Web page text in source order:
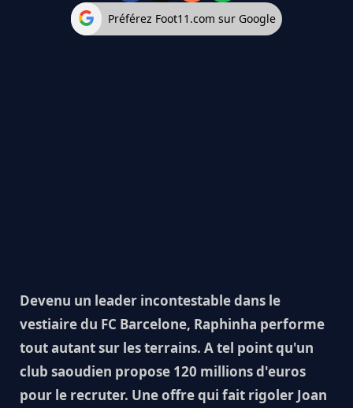
Préférez Foot11.com sur Google
Devenu un leader incontestable dans le
vestiaire du FC Barcelone, Raphinha performe
tout autant sur les terrains. A tel point qu'un
club saoudien propose 120 millions d'euros
pour le recruter. Une offre qui fait rigoler Joan